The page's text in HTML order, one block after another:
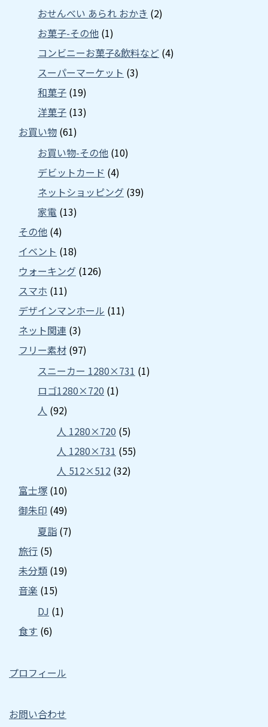
おせんべい あられ おかき (2)
お菓子-その他 (1)
コンビニーお菓子&飲料など (4)
スーパーマーケット (3)
和菓子 (19)
洋菓子 (13)
お買い物 (61)
お買い物-その他 (10)
デビットカード (4)
ネットショッピング (39)
家電 (13)
その他 (4)
イベント (18)
ウォーキング (126)
スマホ (11)
デザインマンホール (11)
ネット関連 (3)
フリー素材 (97)
スニーカー 1280×731 (1)
ロゴ1280×720 (1)
人 (92)
人 1280×720 (5)
人 1280×731 (55)
人 512×512 (32)
富士塚 (10)
御朱印 (49)
夏詣 (7)
旅行 (5)
未分類 (19)
音楽 (15)
DJ (1)
食す (6)
プロフィール
お問い合わせ